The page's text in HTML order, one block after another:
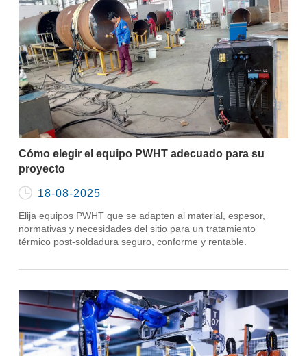
Cómo elegir el equipo PWHT adecuado para su
proyecto
 18-08-2025
Elija equipos PWHT que se adapten al material, espesor,
normativas y necesidades del sitio para un tratamiento
térmico post-soldadura seguro, conforme y rentable.